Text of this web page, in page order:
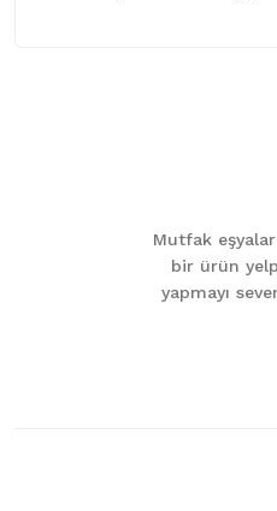
Ürün bilgilerinde hatalar
Ürün fiyatı diğer
Mutfak
bir ürün
yapmayı